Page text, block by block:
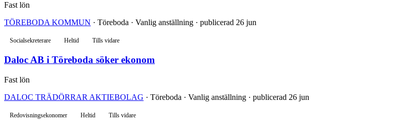
Fast lön
TÖREBODA KOMMUN · Töreboda · Vanlig anställning · publicerad 26 jun
Socialsekreterare Heltid Tills vidare
Daloc AB i Töreboda söker ekonom
Fast lön
DALOC TRÄDÖRRAR AKTIEBOLAG · Töreboda · Vanlig anställning · publicerad 26 jun
Redovisningsekonomer Heltid Tills vidare